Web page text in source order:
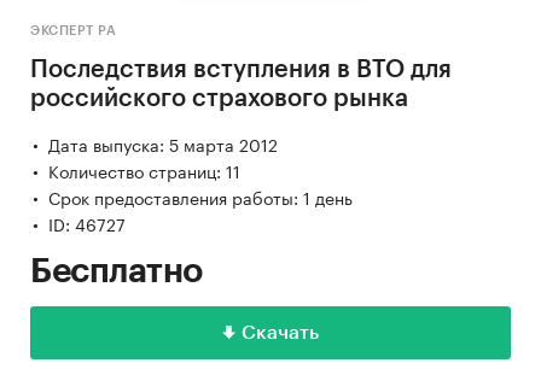
ЭКСПЕРТ РА
Последствия вступления в ВТО для
российского страхового рынка
Дата выпуска: 5 марта 2012
Количество страниц: 11
Срок предоставления работы: 1 день
ID: 46727
Бесплатно
Скачать